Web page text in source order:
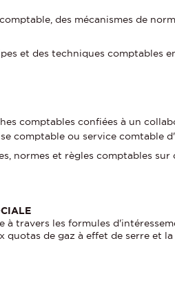
des mécanismes de
et des techniques comptables
comptables confiées à un
comptable ou service comtable
normes et règles comptables sur
à travers les formules
quotas de gaz à effet de serre et la